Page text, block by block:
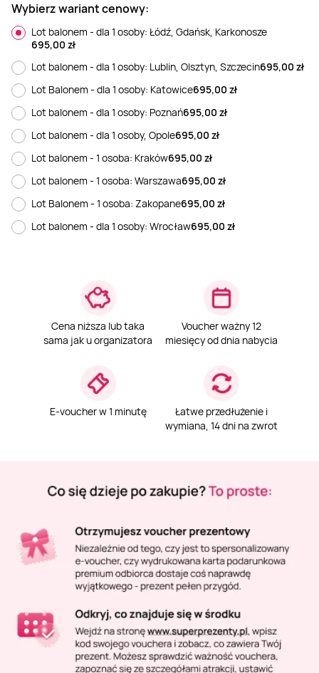
Mazury
Masaż pleców
Masaż sportowy
Masaż Shiatsu
Masaż całego ciała
Masaż Karku
Jazda po torze
Jazda czołgiem
Pojazdy militarne
Sporty zimowe
Wspinaczka
Tenis
Kurs motorowodny
SUP
Wybierz wariant cenowy:
Lot balonem - dla 1 osoby: Łódź, Gdańsk, Karkonosze
695,00 zł
Lot balonem - dla 1 osoby: Lublin, Olsztyn, Szczecin695,00 zł
Lot Balonem - dla 1 osoby: Katowice695,00 zł
Lot balonem - dla 1 osoby: Poznań695,00 zł
Lot balonem - dla 1 osoby, Opole695,00 zł
Lot balonem - 1 osoba: Kraków695,00 zł
Lot balonem - 1 osoba: Warszawa695,00 zł
Lot Balonem - 1 osoba: Zakopane695,00 zł
Lot balonem - dla 1 osoby: Wrocław695,00 zł
Cena niższa lub taka
sama jak u organizatora
Voucher ważny 12
miesięcy od dnia nabycia
E-voucher w 1 minutę
Łatwe przedłużenie i
wymiana, 14 dni na zwrot